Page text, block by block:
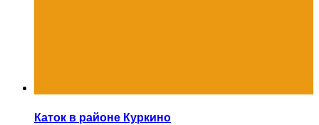
Каток в районе Куркино